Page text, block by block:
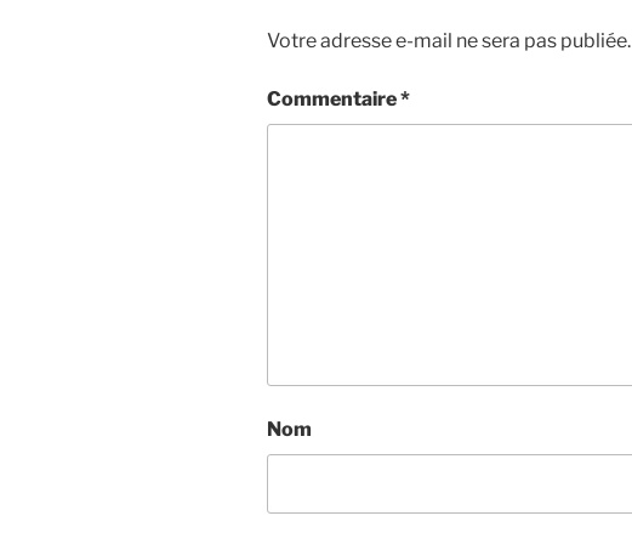
Votre adresse e-mail ne sera pas publiée.
Commentaire*
Nom